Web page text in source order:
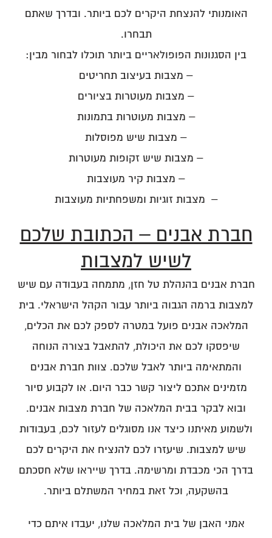
האומנותי להנצחת היקרים לכם ביותר. ובדרך שאתם
תבחרו.
בין הסגנונות הפופולאריים ביותר תוכלו לבחור מבין:
– מצבות בעיצוב תחריטים
– מצבות מעוטרות בציורים
– מצבות מעוטרות בתמונות
– מצבות שיש מפוסלות
– מצבות שיש זקופות מעוטרות
– מצבות קיר מעוצבות
– מצבות זוגיות ומשפחתיות מעוצבות
חברת אבנים – הכתובת שלכם
לשיש למצבות
חברת אבנים בהנהלת טל חזן, מתמחה בעבודה עם שיש
למצבות ברמה הגבוה ביותר עבור הקהל הישראלי. בית
המלאכה אבנים פועל במטרה לספק לכם את הכלים,
שיפסקו לכם את היכולת, להתאבל בצורה הנוחה
והמתאימה ביותר לאבל שלכם. צוות חברת אבנים
מזמינים אתכם ליצור קשר כבר היום. או לקבוע סיור
ובוא לבקר בבית המלאכה של חברת מצבות אבנים.
ולשמוע מאיתנו כיצד אנו מסוגלים לעזור לכם, בעבודות
שיש למצבות. שיעזרו לכם להנציח את היקרים לכם
בדרך הכי מכבדת ומרשימה. בדרך שייראו שלא חסכתם
בהשקעה, וכל זאת במחיר המשתלם ביותר.
אמני האבן של בית המלאכה שלנו, יעבדו איתם כדי